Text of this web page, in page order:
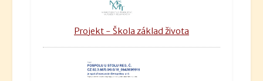
Projekt - Škola základ života